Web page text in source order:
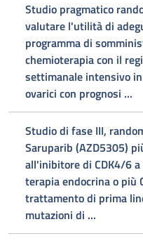
Studio pragmatico
valutare l'utilità di
programma di
chemioterapia con il
settimanale intensivo
ovarici con prognosi ...
Studio di fase III,
Saruparib (AZD5305)
all'inibitore di CDK4/6
terapia endocrina o più
trattamento di prima
mutazioni di ...